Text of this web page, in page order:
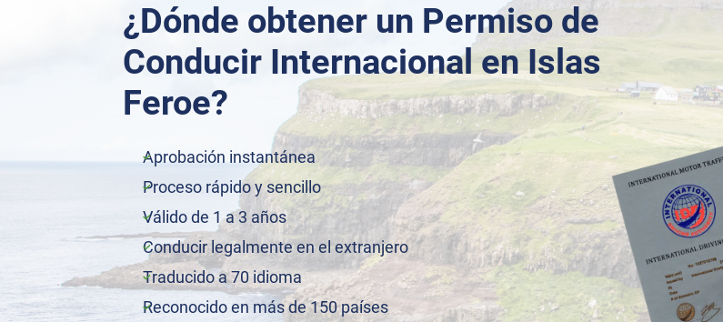
¿Dónde obtener un Permiso de
Conducir Internacional en Islas
Feroe?
Aprobación instantánea
Proceso rápido y sencillo
Válido de 1 a 3 años
Conducir legalmente en el extranjero
Traducido a 70 idioma
Reconocido en más de 150 países